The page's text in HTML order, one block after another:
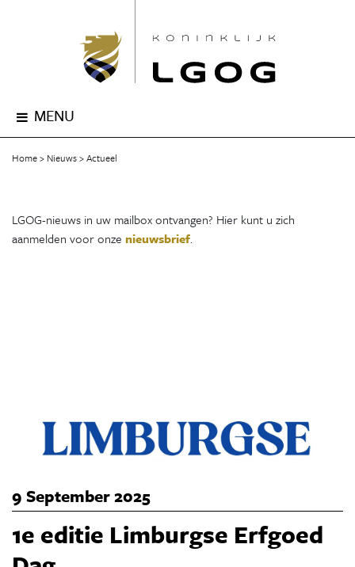
MENU
Home Nieuws Actueel
LGOG-nieuws in uw mailbox ontvangen? Hier kunt u zich
aanmelden voor onze nieuwsbrief.
9 September 2025
1e editie Limburgse Erfgoed